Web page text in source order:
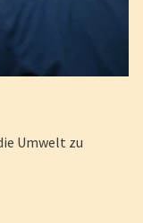
Umwelt zu